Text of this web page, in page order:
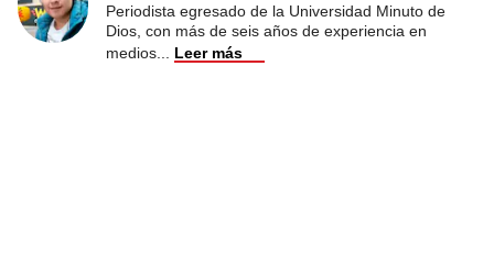
Periodista egresado de la Universidad Minuto de
Dios, con más de seis años de experiencia en
medios
Leer más